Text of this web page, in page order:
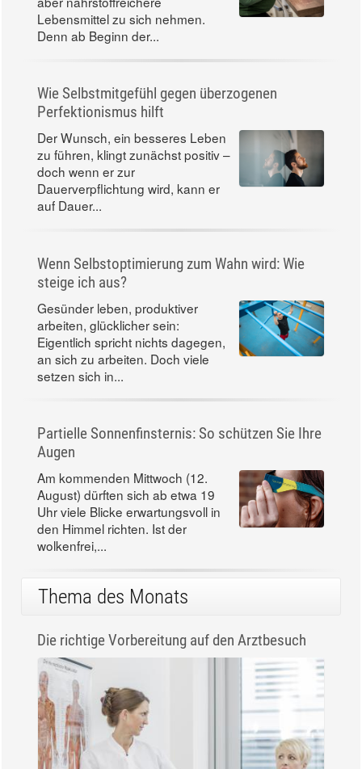
Lebensmittel zu sich nehmen.
Denn ab Beginn der...
Wie Selbstmitgefühl gegen überzogenen
Perfektionismus hilft
Der Wunsch, ein besseres Leben
zu führen, klingt zunächst positiv –
doch wenn er zur
Dauerverpflichtung wird, kann er
auf Dauer...
Wenn Selbstoptimierung zum Wahn wird: Wie
steige ich aus?
Gesünder leben, produktiver
arbeiten, glücklicher sein:
Eigentlich spricht nichts dagegen,
an sich zu arbeiten. Doch viele
setzen sich in...
Partielle Sonnenfinsternis: So schützen Sie Ihre
Augen
Am kommenden Mittwoch (12.
August) dürften sich ab etwa 19
Uhr viele Blicke erwartungsvoll in
den Himmel richten. Ist der
wolkenfrei,...
Thema des Monats
Die richtige Vorbereitung auf den Arztbesuch